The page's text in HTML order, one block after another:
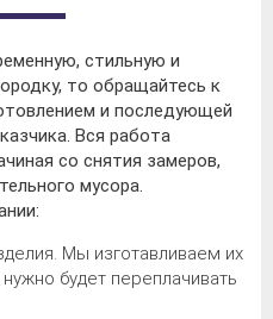
стильную и
то обращайтесь к
и последующей
Вся работа
со снятия замеров,
мусора.
Мы изготавливаем их
будет переплачивать